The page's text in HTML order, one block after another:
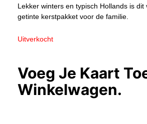
Lekker winters en typisch Hollands is dit
getinte kerstpakket voor de familie.
Uitverkocht
Voeg Je Kaart
Winkelwagen.